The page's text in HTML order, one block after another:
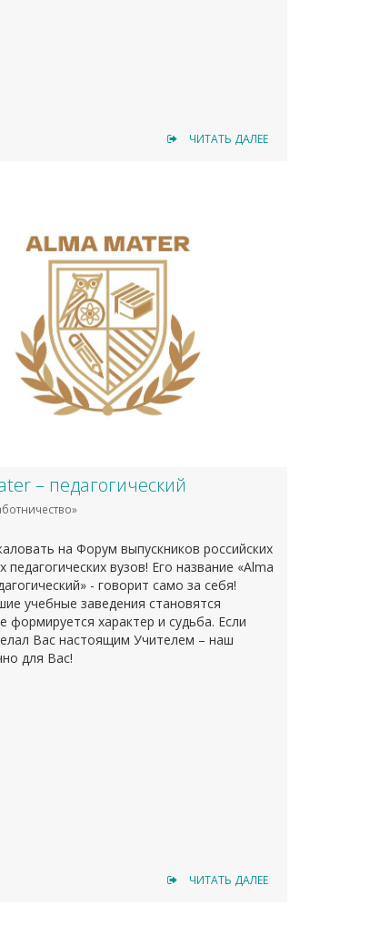
ЧИТАТЬ ДАЛЕЕ
– педагогический
на Форум выпускников российских
педагогических вузов! Его название «Alma
- говорит само за себя!
учебные заведения становятся
формируется характер и судьба. Если
Вас настоящим Учителем – наш
для Вас!
ЧИТАТЬ ДАЛЕЕ